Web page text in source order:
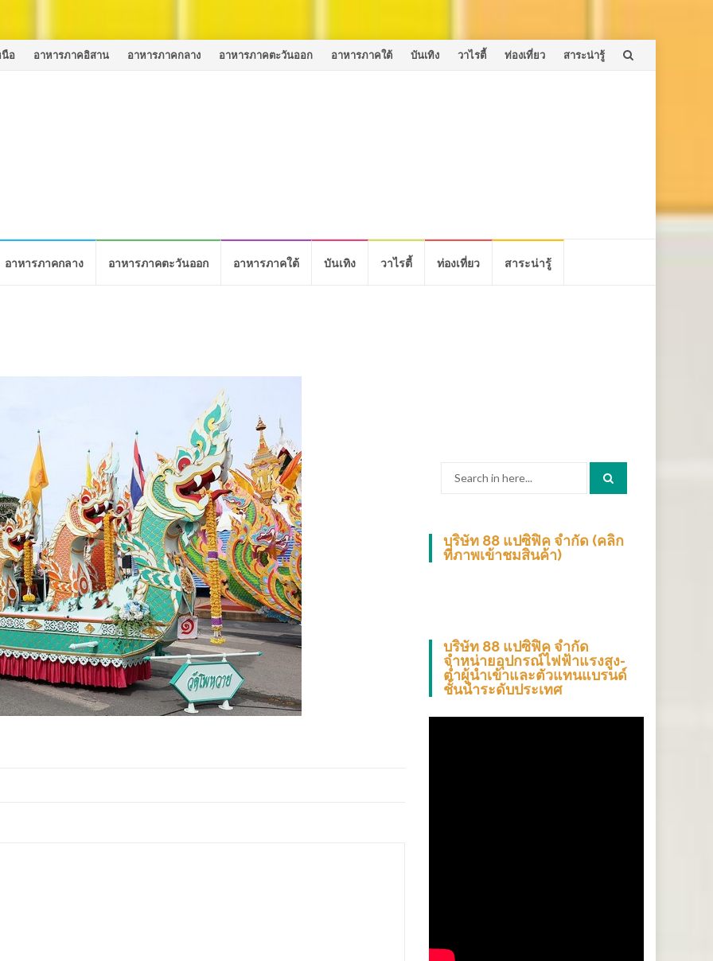
นือ อาหารภาคอิสาน อาหารภาคกลาง อาหารภาคตะวันออก อาหารภาคใต้ บันเทิง วาไรตี้ ท่องเที่ยว สาระน่ารู้
อาหารภาคกลาง อาหารภาคตะวันออก อาหารภาคใต้ บันเทิง วาไรตี้ ท่องเที่ยว สาระน่ารู้
บริษัท 88 แปซิฟิค จำกัด (คลิก
ที่ภาพเข้าชมสินค้า)
บริษัท 88 แปซิฟิค จำกัด
จำหน่ายอุปกรณ์ไฟฟ้าแรงสูง-
ต่ำผู้นำเข้าและตัวแทนแบรนด์
ชั้นนำระดับประเทศ